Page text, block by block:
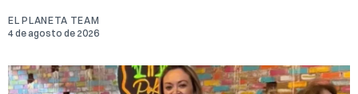
EL PLANETA TEAM
4 de agosto de 2026